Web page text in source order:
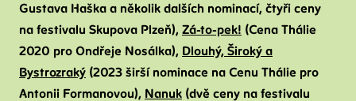
Gustava Haška a několik dalších nominací, čtyři ceny
na festivalu Skupova Plzeň), Zá-to-pek! (Cena Thálie
2020 pro Ondřeje Nosálka), Dlouhý, Široký a
Bystrozraký (2023 širší nominace na Cenu Thálie pro
Antonii Formanovou), Nanuk (dvě ceny na festivalu